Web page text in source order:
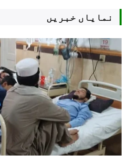
نمایاں خبریں